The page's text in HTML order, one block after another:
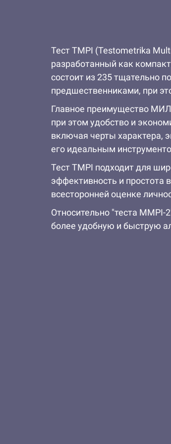
Тест TMPI (Testometrika
разработанный как
состоит из 235 тщательно
предшественниками, при
Главное преимущество
при этом удобство и
включая черты характера,
его идеальным
Тест TMPI подходит для
эффективность и простота
всесторонней оценке
Относительно "теста
более удобную и быструю